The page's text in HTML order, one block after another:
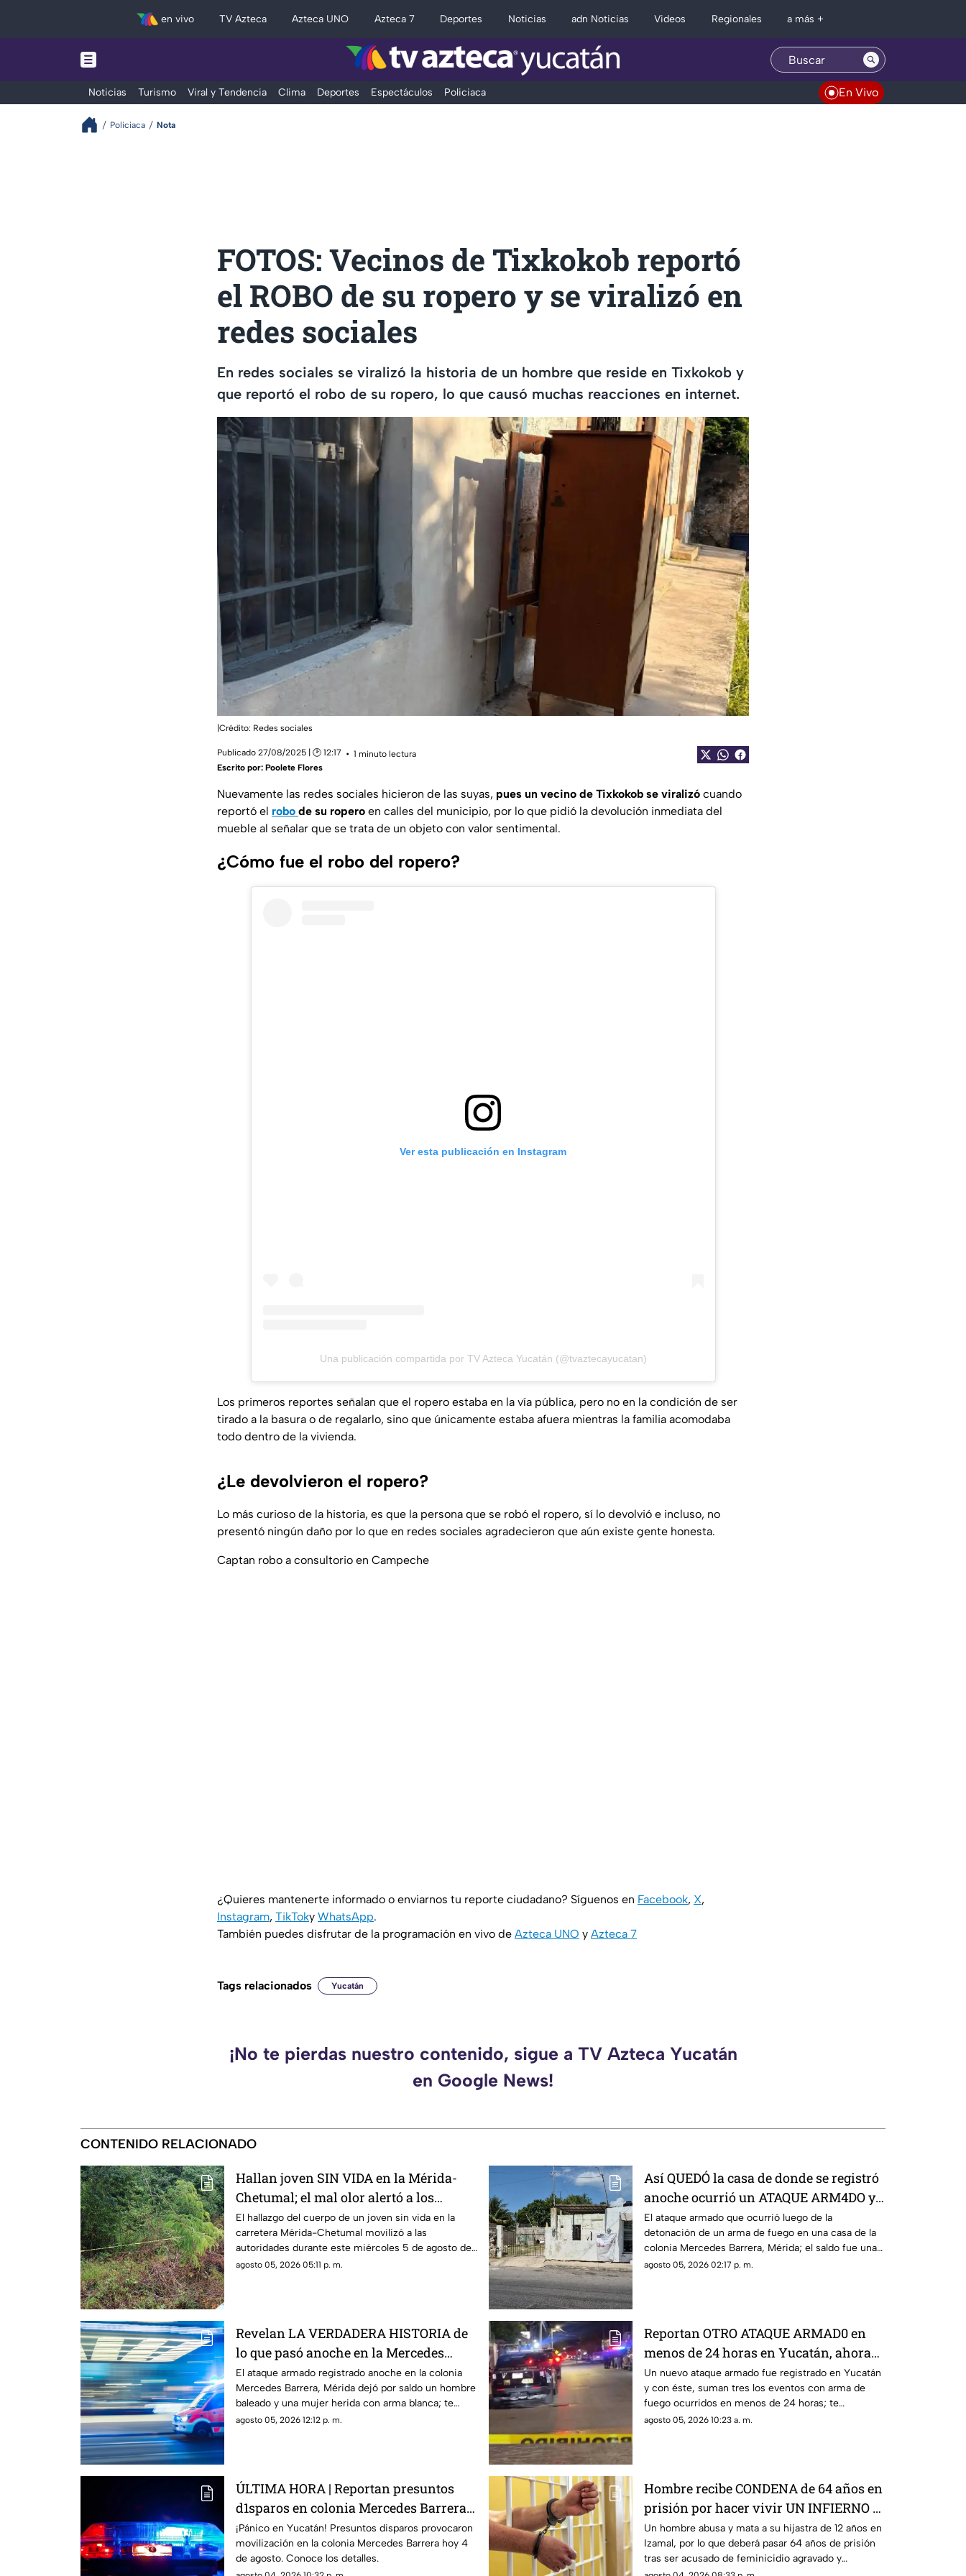
en vivo TV Azteca Azteca UNO Azteca 7 Deportes Noticias adn Noticias Videos Regionales a más +
Noticias Turismo Viral y Tendencia Clima Deportes Espectáculos Policiaca En Vivo
Policiaca Nota
FOTOS: Vecinos de Tixkokob reportó
el ROBO de su ropero y se viralizó en
redes sociales
En redes sociales se viralizó la historia de un hombre que reside en Tixkokob y
que reportó el robo de su ropero, lo que causó muchas reacciones en internet.
|Crédito: Redes sociales
Publicado 27/08/2025 | 🕑 12:17
1 minuto lectura
Escrito por: Poolete Flores
Nuevamente las redes sociales hicieron de las suyas, pues un vecino de Tixkokob se viralizó cuando
reportó el robo de su ropero en calles del municipio, por lo que pidió la devolución inmediata del
mueble al señalar que se trata de un objeto con valor sentimental.
¿Cómo fue el robo del ropero?
Ver esta publicación en Instagram
Una publicación compartida por TV Azteca Yucatán (@tvaztecayucatan)
Los primeros reportes señalan que el ropero estaba en la vía pública, pero no en la condición de ser
tirado a la basura o de regalarlo, sino que únicamente estaba afuera mientras la familia acomodaba
todo dentro de la vivienda.
¿Le devolvieron el ropero?
Lo más curioso de la historia, es que la persona que se robó el ropero, sí lo devolvió e incluso, no
presentó ningún daño por lo que en redes sociales agradecieron que aún existe gente honesta.
Captan robo a consultorio en Campeche
¿Quieres mantenerte informado o enviarnos tu reporte ciudadano? Síguenos en Facebook, X,
Instagram, TikToky WhatsApp.
También puedes disfrutar de la programación en vivo de Azteca UNO y Azteca 7
Tags relacionados Yucatán
¡No te pierdas nuestro contenido, sigue a TV Azteca Yucatán
en Google News!
CONTENIDO RELACIONADO
Hallan joven SIN VIDA en la Mérida-
Chetumal; el mal olor alertó a los
automovilistas
El hallazgo del cuerpo de un joven sin vida en la
carretera Mérida-Chetumal movilizó a las
autoridades durante este miércoles 5 de agosto de
2026.
agosto 05, 2026 05:11 p. m.
Así QUEDÓ la casa de donde se registró
anoche ocurrió un ATAQUE ARM4DO y
hombre bal3ado
El ataque armado que ocurrió luego de la
detonación de un arma de fuego en una casa de la
colonia Mercedes Barrera, Mérida; el saldo fue una
mujer herida y un hombre baleado.
agosto 05, 2026 02:17 p. m.
Revelan LA VERDADERA HISTORIA de
lo que pasó anoche en la Mercedes
Barrera, Mérida donde se registró OTRO
ATAQUE ARMADO
El ataque armado registrado anoche en la colonia
Mercedes Barrera, Mérida dejó por saldo un hombre
baleado y una mujer herida con arma blanca; te
contamos.
agosto 05, 2026 12:12 p. m.
Reportan OTRO ATAQUE ARMAD0 en
menos de 24 horas en Yucatán, ahora
en la Mercedes Barrera
Un nuevo ataque armado fue registrado en Yucatán
y con éste, suman tres los eventos con arma de
fuego ocurridos en menos de 24 horas; te
contamos los detalles.
agosto 05, 2026 10:23 a. m.
ÚLTIMA HORA | Reportan presuntos
d1sparos en colonia Mercedes Barrera;
esto se sabe
¡Pánico en Yucatán! Presuntos disparos provocaron
movilización en la colonia Mercedes Barrera hoy 4
de agosto. Conoce los detalles.
Hombre recibe CONDENA de 64 años en
prisión por hacer vivir UN INFIERNO a
su hijastra; esto le hizo
Un hombre abusa y mata a su hijastra de 12 años en
Izamal, por lo que deberá pasar 64 años de prisión
tras ser acusado de feminicidio agravado y